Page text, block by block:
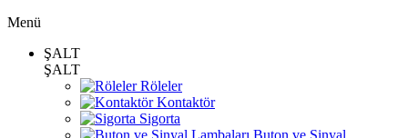
Menü
ŞALT
ŞALT
Röleler
Kontaktör
Sigorta
Buton ve Sinyal